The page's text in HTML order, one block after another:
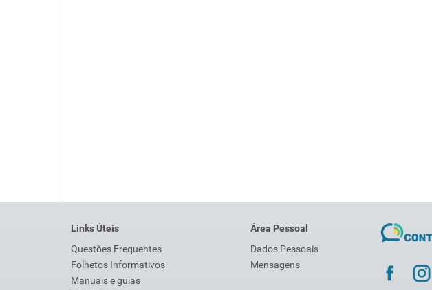
Links Úteis
Questões Frequentes
Folhetos Informativos
Manuais e guias
Área Pessoal
Dados Pessoais
Mensagens